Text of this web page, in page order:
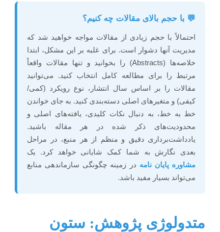
💬 با حجم بالای مقالات چه کنیم؟
احتمالاً با حجم زیادی از مقالات مواجه خواهید شد که
مدیریت آنها دشوار است. برای غلبه بر این مشکل، ابتدا
خلاصه‌ها (Abstracts) را بخوانید و تنها مقالات واقعاً
مرتبط را برای مطالعه کامل انتخاب کنید. می‌توانید
مقالات را بر اساس سال انتشار، نوع رویکرد (کمی/
کیفی) و متغیرهای اصلی دسته‌بندی کنید. به جای خواندن
خط به خط، به دنبال نکات کلیدی، یافته‌های اصلی و
محدودیت‌های ذکر شده در هر مقاله باشید.
یادداشت‌برداری دقیق و منظم از هر منبع، در مراحل
بعدی نگارش به شما کمک شایانی خواهد کرد. یک
مشاوره پایان نامه در زمینه چگونگی سازماندهی منابع
می‌تواند بسیار مفید باشد.
متدولوژی پژوهش: ستون